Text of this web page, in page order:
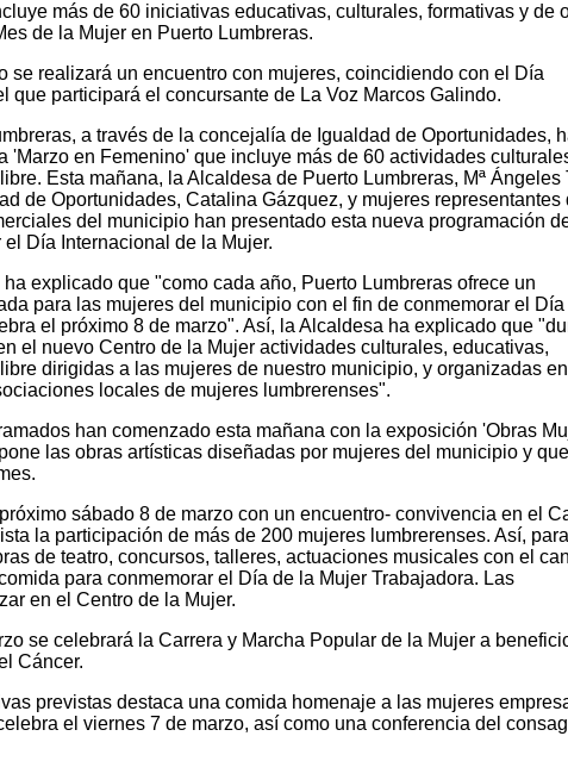
más de 60 iniciativas educativas, culturales, formativas y de
de la Mujer en Puerto Lumbreras.
se realizará un encuentro con mujeres, coincidiendo con el Día
que participará el concursante de La Voz Marcos Galindo.
a través de la concejalía de Igualdad de Oportunidades,
'Marzo en Femenino' que incluye más de 60 actividades
Esta mañana, la Alcaldesa de Puerto Lumbreras, Mª Ángeles
de Oportunidades, Catalina Gázquez, y mujeres representantes
del municipio han presentado esta nueva programación
Día Internacional de la Mujer.
explicado que "como cada año, Puerto Lumbreras ofrece un
para las mujeres del municipio con el fin de conmemorar el Día
el próximo 8 de marzo". Así, la Alcaldesa ha explicado que
el nuevo Centro de la Mujer actividades culturales, educativas,
dirigidas a las mujeres de nuestro municipio, y organizadas en
locales de mujeres lumbrerenses".
han comenzado esta mañana con la exposición 'Obras
las obras artísticas diseñadas por mujeres del municipio y
sábado 8 de marzo con un encuentro- convivencia en el
la participación de más de 200 mujeres lumbrerenses. Así,
de teatro, concursos, talleres, actuaciones musicales con el
para conmemorar el Día de la Mujer Trabajadora. Las
en el Centro de la Mujer.
se celebrará la Carrera y Marcha Popular de la Mujer a
Cáncer.
previstas destaca una comida homenaje a las mujeres
el viernes 7 de marzo, así como una conferencia del